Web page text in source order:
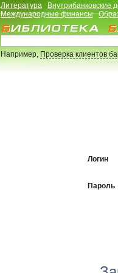
Литература
Внутрибанковские
Международные финансы
Например,Проверка клиентов
Логин
Пароль